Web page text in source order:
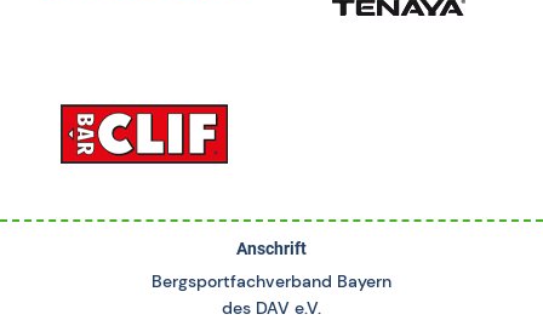
Anschrift
Bergsportfachverband Bayern
des DAV e.V.